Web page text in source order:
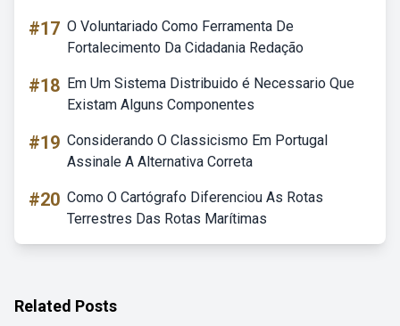
#17 O Voluntariado Como Ferramenta De
Fortalecimento Da Cidadania Redação
#18 Em Um Sistema Distribuido é Necessario Que
Existam Alguns Componentes
#19 Considerando O Classicismo Em Portugal
Assinale A Alternativa Correta
#20 Como O Cartógrafo Diferenciou As Rotas
Terrestres Das Rotas Marítimas
Related Posts